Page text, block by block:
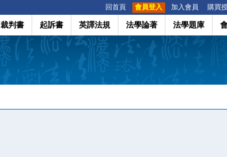
回首頁 會員登入 加入會員 購買
裁判書 起訴書 英譯法規 法學論著 法學題庫